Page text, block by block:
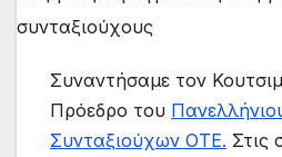
Συναντήσαμε τον
Πρόεδρο του
Συνταξιούχων ΟΤΕ. Στις